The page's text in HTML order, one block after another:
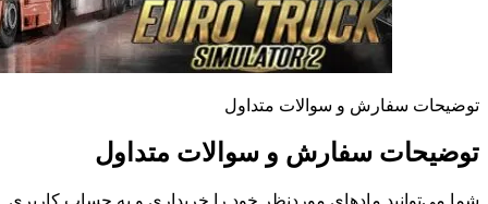
توضیحات سفارش و سوالات متداول
توضیحات سفارش و سوالات متداول
شما می‌توانید مادهای موردنظر خود را خریداری و به حساب کاربری